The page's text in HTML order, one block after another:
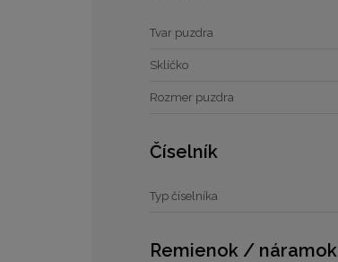
Tvar puzdra
Sklíčko
Rozmer puzdra
Číselník
Typ číselníka
Remienok / náramok